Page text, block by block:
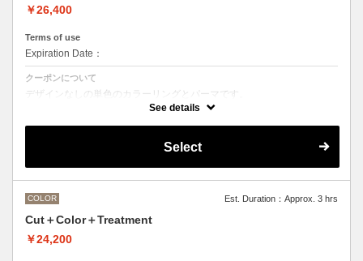
￥26,400
Terms of use
Expiration Date：
クーポンについて
デザインなしの単色のカラーリングとパーマです。
マ、ツイストパーマなどをご希望の方は最終受付時間が変わるため、別
●カラーリングは髪の長さにより別途ロング料金を頂戴いたします。
See details
Select
COLOR Est. Duration：Approx. 3 hrs
Cut＋Color＋Treatment
￥24,200